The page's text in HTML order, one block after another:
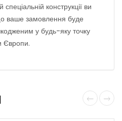
конструкції ви
ваше замовлення буде
у будь-яку точку
Європи.